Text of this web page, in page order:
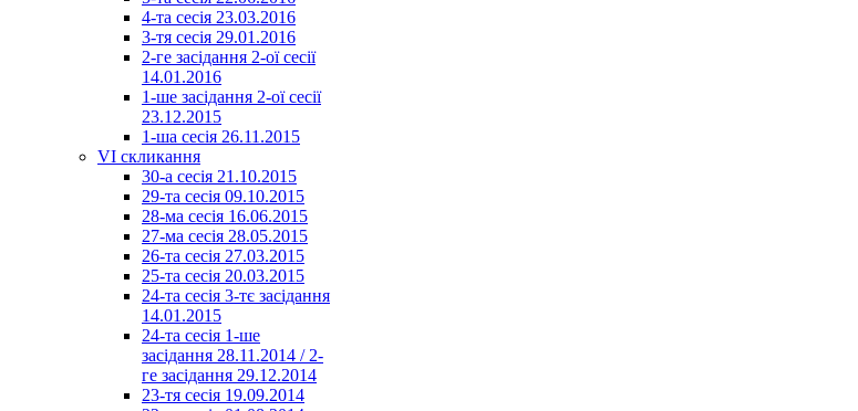
4-та сесія 23.03.2016
3-тя сесія 29.01.2016
2-ге засідання 2-ої сесії
14.01.2016
1-ше засідання 2-ої сесії
23.12.2015
1-ша сесія 26.11.2015
VI скликання
30-а сесія 21.10.2015
29-та сесія 09.10.2015
28-ма сесія 16.06.2015
27-ма сесія 28.05.2015
26-та сесія 27.03.2015
25-та сесія 20.03.2015
24-та сесія 3-тє засідання
14.01.2015
24-та сесія 1-ше
засідання 28.11.2014 / 2-
ге засідання 29.12.2014
23-тя сесія 19.09.2014